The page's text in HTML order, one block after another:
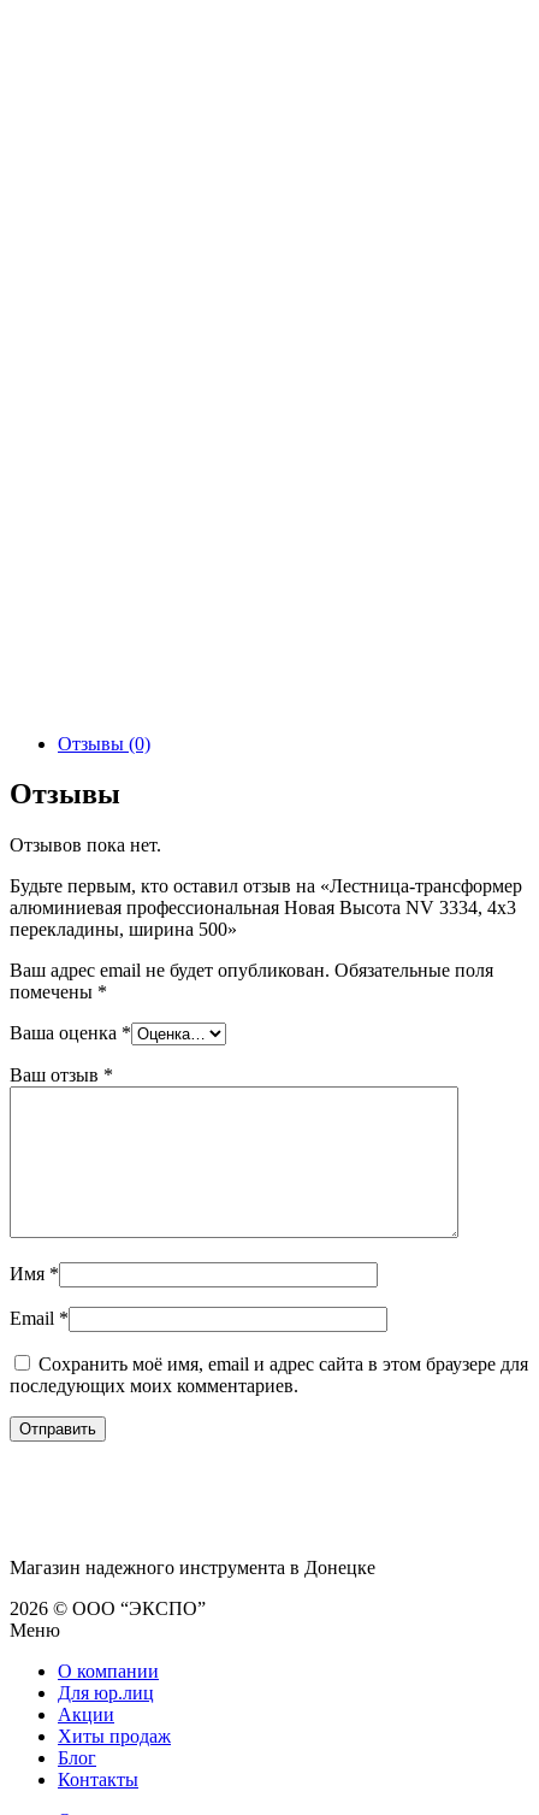
Отзывы (0)
Отзывы
Отзывов пока нет.
Будьте первым, кто оставил отзыв на «Лестница-трансформер
алюминиевая профессиональная Новая Высота NV 3334, 4х3
перекладины, ширина 500»
Ваш адрес email не будет опубликован. Обязательные поля
помечены *
Ваша оценка *
Ваш отзыв *
Имя *
Email *
Сохранить моё имя, email и адрес сайта в этом браузере для
последующих моих комментариев.
Магазин надежного инструмента в Донецке
2026 © ООО “ЭКСПО”
Меню
О компании
Для юр.лиц
Акции
Хиты продаж
Блог
Контакты